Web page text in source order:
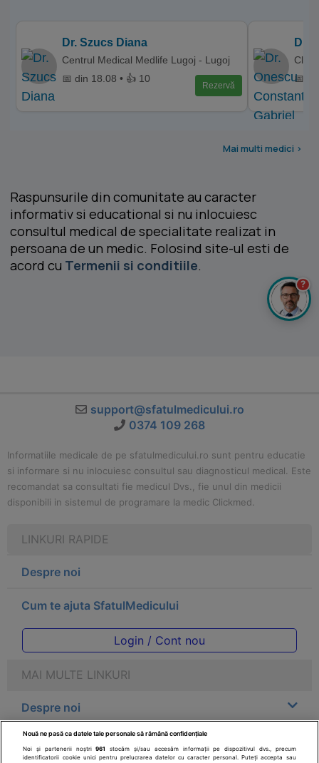
Dr. Szucs Diana
Centrul Medical Medlife Lugoj - Lugoj
📅 din 18.08 • 👍 10
Rezervă
Dr.
📅
Mai multi medici >
Raspunsurile din comunitate au caracter
informativ si educational si nu inlocuiesc
consultul medical de specialitate realizat in
persoana de un medic. Folosind site-ul esti de
acord cu Termenii si conditiile.
support@sfatulmedicului.ro
0374 109 268
Informatiile medicale de pe sfatulmedicului.ro sunt pentru educatie
si informare si nu inlocuiesc consultul sau diagnosticul medical. Este
recomandat sa consultati fie medicul Dvs., fie unul din medicii
disponibili in sistemul de programare la medic Clickmed.
LINKURI RAPIDE
Despre noi
Cum te ajuta SfatulMedicului
Login / Cont nou
MAI MULTE LINKURI
Despre noi
Legal
?
Nouă ne pasă ca datele tale personale să rămână confidențiale
Noi și partenerii noștri961
stocăm și/sau accesăm informații pe dispozitivul dvs., precum
identificatorii cookie unici pentru prelucrarea datelor cu caracter personal. Puteți accepta sau